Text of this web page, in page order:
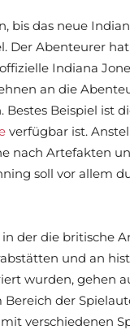
bis das neue
Abenteurer
Indiana
an die
Beispiel ist
verfügbar ist.
nach Artefakten
soll vor allem
der die britische
und an
wurden, gehen
der
verschiedenen